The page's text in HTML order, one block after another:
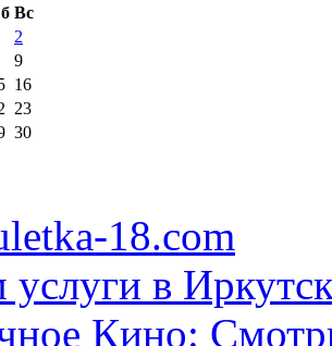
Вс
2
9
16
23
30
18.com
в
Кино: